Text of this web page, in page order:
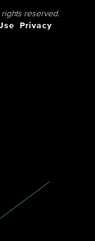
reserved.
Privacy